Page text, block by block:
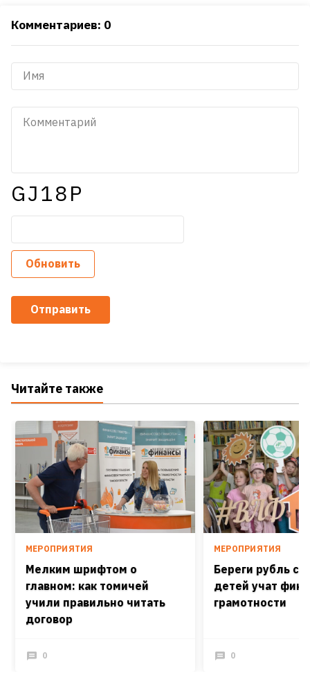
Комментариев: 0
GJ18P
Обновить
Отправить
Читайте также
МЕРОПРИЯТИЯ
Мелким шрифтом о
главном: как томичей
учили правильно читать
договор
0
МЕРОПРИЯТИЯ
Береги рубль
детей учат
грамотности
0